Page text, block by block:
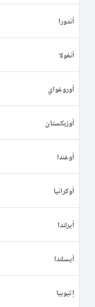
أندورا
أنغولا
أوروغواي
أوزبكستان
أوغندا
أوكرانيا
أيرلندا
أيسلندا
إثيوبيا